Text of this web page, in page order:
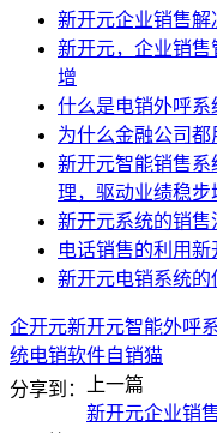
新开元企业销售
新开元，企业销
增
什么是电销外呼系
为什么金融公司都
新开元智能销售
理，驱动业绩稳步
新开元系统的销
电话销售的利用新
新开元电销系统的
企开元新开元智能外呼
统电销软件自销猫
分享到：
上一篇
新开元企业销